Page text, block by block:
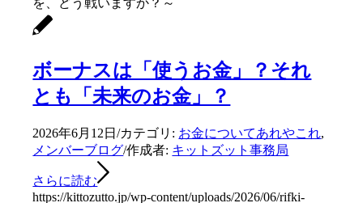
ボーナスは「使うお金」？それ
とも「未来のお金」？
2026年6月12日/カテゴリ: お金についてあれやこれ,
メンバーブログ/作成者: キットズット事務局
さらに読む
https://kittozutto.jp/wp-content/uploads/2026/06/rifki-